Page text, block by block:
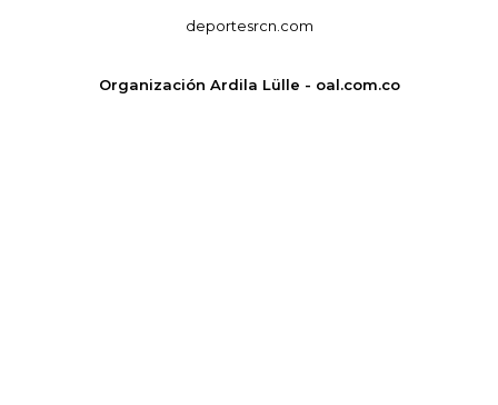
deportesrcn.com
Organización Ardila Lülle - oal.com.co